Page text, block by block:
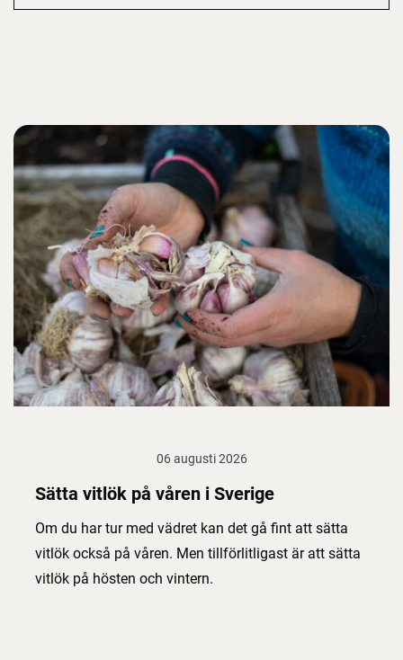
06 augusti 2026
Sätta vitlök på våren i Sverige
Om du har tur med vädret kan det gå fint att sätta
vitlök också på våren. Men tillförlitligast är att sätta
vitlök på hösten och vintern.